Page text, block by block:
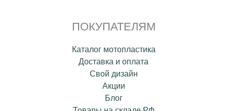
ПОКУПАТЕЛЯМ
Каталог мотопластика
Доставка и оплата
Свой дизайн
Акции
Блог